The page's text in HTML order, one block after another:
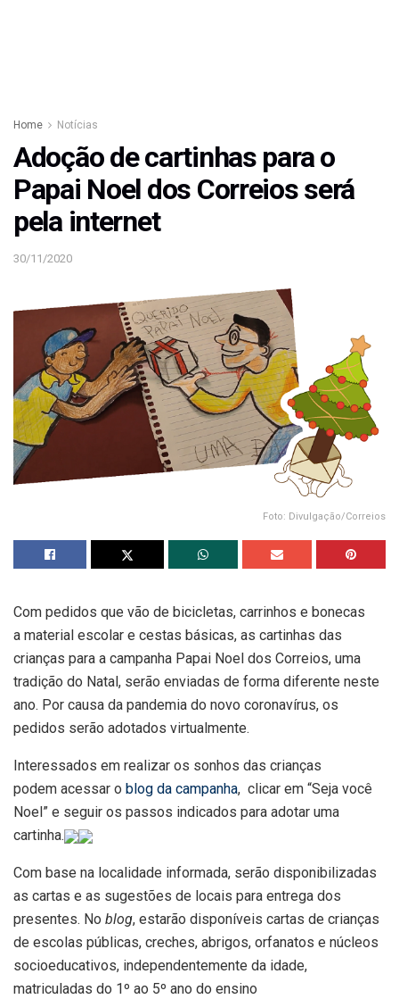
Home Notícias
Adoção de cartinhas para o
Papai Noel dos Correios será
pela internet
30/11/2020
Foto: Divulgação/Correios
Com pedidos que vão de bicicletas, carrinhos e bonecas
a material escolar e cestas básicas, as cartinhas das
crianças para a campanha Papai Noel dos Correios, uma
tradição do Natal, serão enviadas de forma diferente neste
ano. Por causa da pandemia do novo coronavírus, os
pedidos serão adotados virtualmente.
Interessados em realizar os sonhos das crianças
podem acessar o blog da campanha, clicar em “Seja você
Noel” e seguir os passos indicados para adotar uma
cartinha.
Com base na localidade informada, serão disponibilizadas
as cartas e as sugestões de locais para entrega dos
presentes. No blog, estarão disponíveis cartas de crianças
de escolas públicas, creches, abrigos, orfanatos e núcleos
socioeducativos, independentemente da idade,
matriculadas do 1º ao 5º ano do ensino